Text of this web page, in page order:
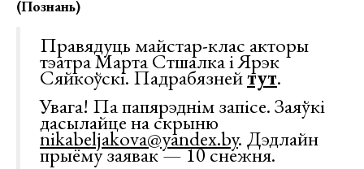
(Познань)
Правядуць майстар-клас акторы
тэатра Марта Стшалка і Ярэк
Сяйкоўскі. Падрабязнейтут.
Увага! Па папярэднім запісе. Заяўкі
дасылайце на скрыню
nikabeljakova@yandex.by. Дэдлайн
прыёму заявак — 10 снежня.